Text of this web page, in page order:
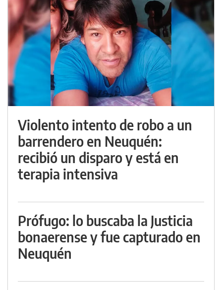
Violento intento de robo a un
barrendero en Neuquén:
recibió un disparo y está en
terapia intensiva
Prófugo: lo buscaba la Justicia
bonaerense y fue capturado en
Neuquén